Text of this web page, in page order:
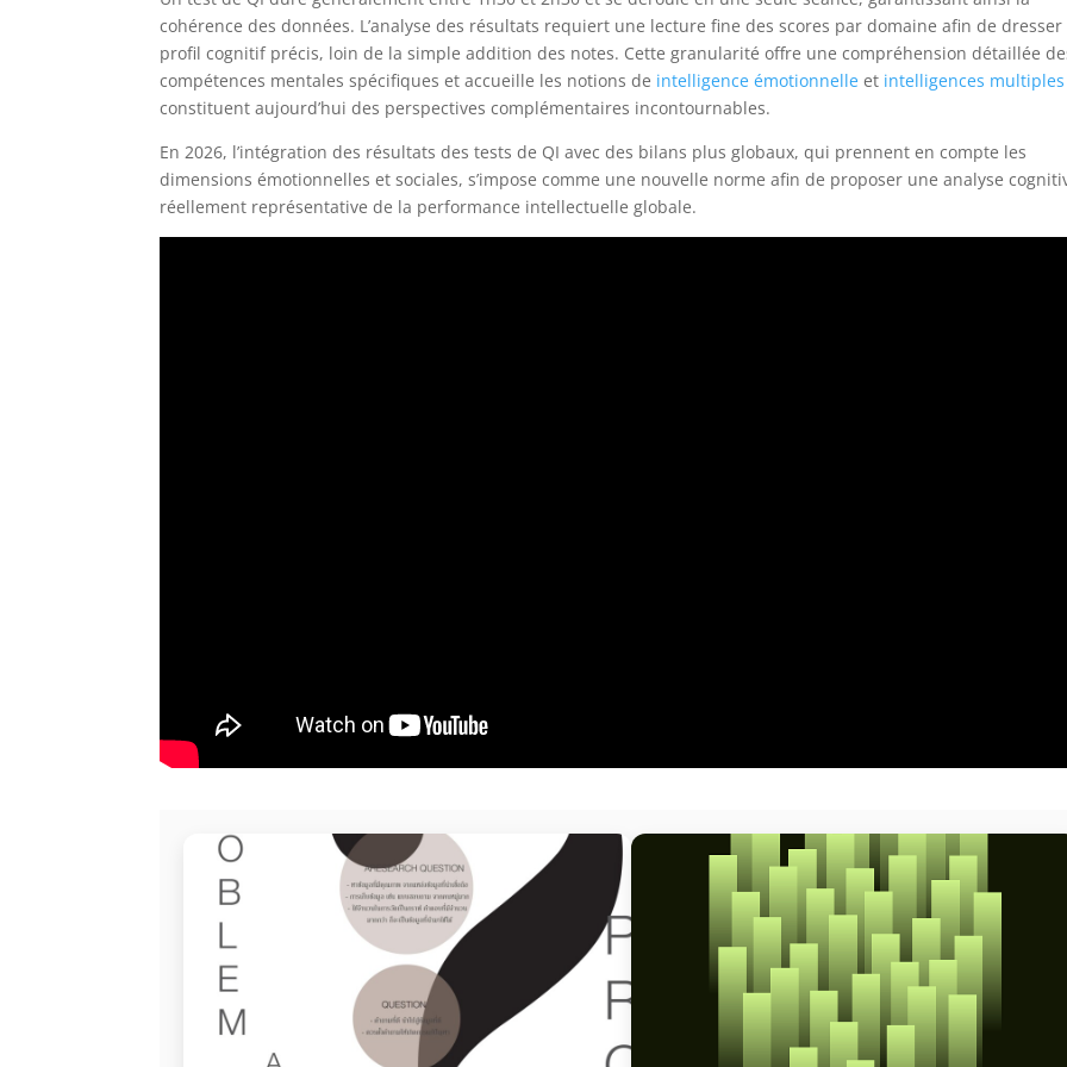
cohérence des données. L’analyse des résultats requiert une lecture fine des scores par domaine afin de dresser
profil cognitif précis, loin de la simple addition des notes. Cette granularité offre une compréhension détaillée
compétences mentales spécifiques et accueille les notions de intelligence émotionnelle et intelligences multiples
constituent aujourd’hui des perspectives complémentaires incontournables.
En 2026, l’intégration des résultats des tests de QI avec des bilans plus globaux, qui prennent en compte les
dimensions émotionnelles et sociales, s’impose comme une nouvelle norme afin de proposer une analyse
réellement représentative de la performance intellectuelle globale.